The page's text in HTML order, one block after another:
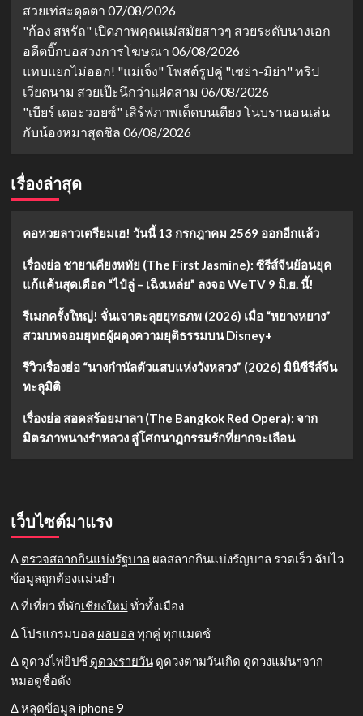
สวยเท่สะดุดตา 07/08/2026
"ก้อง สหรัถ" เปิดภาพคุณแม่สมัยสาวๆ สวยระดับนางเอก
อดีตบิ๊กบอสวงการโฆษณา 06/08/2026
แทบแยกไม่ออก! "แม่เจ็ง" โพสต์รูปคู่ "เซย่า-มิย่า" ทริป
เวียดนาม สวยเป๊ะนึกว่าแฝดสาม 06/08/2026
"เบียร์ เดอะวอยซ์" เสิร์ฟภาพเด็ดบนเตียง โนบรานอนเล่น
กับน้องหมาสุดชิล 06/08/2026
เรื่องล่าสุด
คอหวยลาวเตรียมเฮ! วันนี้ 13 กรกฎาคม 2569 ออกอีกแล้ว
เรื่องย่อ ชายาเคียงหทัย (The First Jasmine): ซีรีส์จีนย้อนยุค
แก้แค้นสุดเดือด “ไป๋ลู่ – เฉิงเหล่ย” ลงจอ WeTV 9 มิ.ย. นี้!
รีเมกครั้งใหญ่! จั่นเจาตะลุยยุทธภพ (2026) เมื่อ “หยางหยาง”
สวมบทจอมยุทธผู้ผดุงความยุติธรรมบน Disney+
รีวิวเรื่องย่อ “นางกำนัลตัวแสบแห่งวังหลวง” (2026) มินิซีรีส์จีน
ทะลุมิติ
เรื่องย่อ สอดสร้อยมาลา (The Bangkok Red Opera): จาก
มิตรภาพนางรำหลวง สู่โศกนาฏกรรมรักที่ยากจะเลือน
เว็บไซต์มาแรง
Δ ตรวจสลากกินแบ่งรัฐบาล ผลสลากกินแบ่งรัญบาล รวดเร็ว ฉับไว
ข้อมูลถูกต้องแม่นยำ
Δ ที่เที่ยว ที่พักเชียงใหม่ ทั่วทั้งเมือง
Δ โปรแกรมบอล ผลบอล ทุกคู่ ทุกแมตช์
Δ ดูดวงไพ่ยิปซี ดูดวงรายวันดูดวงตามวันเกิด ดูดวงแม่นๆจาก
หมอดูชื่อดัง
Δ หลุดข้อมูล iphone 9